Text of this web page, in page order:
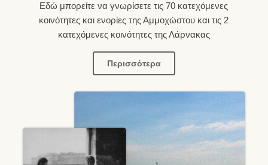
Εδώ μπορείτε να γνωρίσετε τις 70 κατεχόμενες
κοινότητες και ενορίες της Αμμοχώστου και τις 2
κατεχόμενες κοινότητες της Λάρνακας
Περισσότερα